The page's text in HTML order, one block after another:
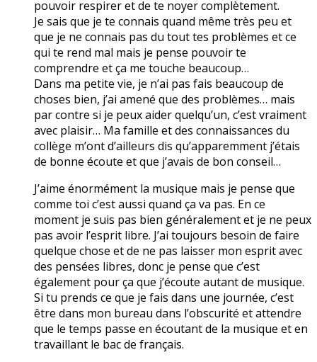
pouvoir respirer et de te noyer complètement.
Je sais que je te connais quand même très peu et
que je ne connais pas du tout tes problèmes et ce
qui te rend mal mais je pense pouvoir te
comprendre et ça me touche beaucoup…
Dans ma petite vie, je n’ai pas fais beaucoup de
choses bien, j’ai amené que des problèmes… mais
par contre si je peux aider quelqu’un, c’est vraiment
avec plaisir… Ma famille et des connaissances du
collège m’ont d’ailleurs dis qu’apparemment j’étais
de bonne écoute et que j’avais de bon conseil…
J’aime énormément la musique mais je pense que
comme toi c’est aussi quand ça va pas. En ce
moment je suis pas bien généralement et je ne peux
pas avoir l’esprit libre. J’ai toujours besoin de faire
quelque chose et de ne pas laisser mon esprit avec
des pensées libres, donc je pense que c’est
également pour ça que j’écoute autant de musique.
Si tu prends ce que je fais dans une journée, c’est
être dans mon bureau dans l’obscurité et attendre
que le temps passe en écoutant de la musique et en
travaillant le bac de français.